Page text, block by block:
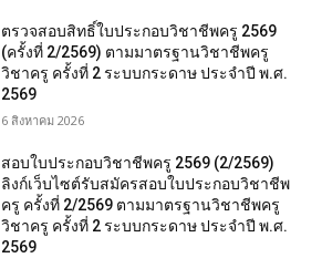
ตรวจสอบสิทธิ์ใบประกอบวิชาชีพครู 2569
(ครั้งที่ 2/2569) ตามมาตรฐานวิชาชีพครู
วิชาครู ครั้งที่ 2 ระบบกระดาษ ประจำปี พ.ศ.
2569
6 สิงหาคม 2026
สอบใบประกอบวิชาชีพครู 2569 (2/2569)
ลิงก์เว็บไซต์รับสมัครสอบใบประกอบวิชาชีพ
ครู ครั้งที่ 2/2569 ตามมาตรฐานวิชาชีพครู
วิชาครู ครั้งที่ 2 ระบบกระดาษ ประจำปี พ.ศ.
2569